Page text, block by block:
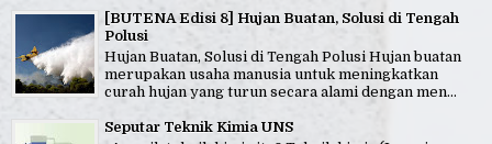
[BUTENA Edisi 8] Hujan Buatan, Solusi di Tengah
Polusi
Hujan Buatan, Solusi di Tengah Polusi Hujan buatan
merupakan usaha manusia untuk meningkatkan
curah hujan yang turun secara alami dengan men...
Seputar Teknik Kimia UNS